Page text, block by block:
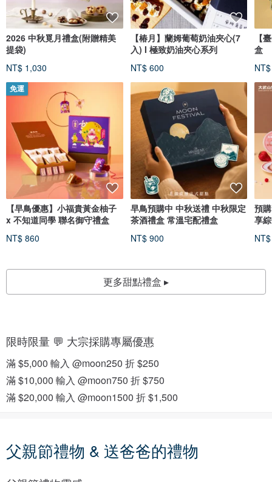
2026 中秋覓月禮盒(附贈精美
提袋)
NT$ 1,030
免運
【早鳥優惠】小福貴黃金柚子
x 不知道同學 聯名御守禮盒
NT$ 860
【椿月】蘭姆葡萄奶油夾心(7
入) I 極致奶油夾心系列
NT$ 600
早鳥預購中 中秋送禮 中秋限定
茶酒禮盒 常溫宅配禮盒
NT$ 900
【
盒
預
享
更多甜點禮盒 ▸
限時限量 💬 大宗採購專屬優惠
滿 $5,000 輸入 @moon250 折 $250
滿 $10,000 輸入 @moon750 折 $750
滿 $20,000 輸入 @moon1500 折 $1,500
父親節禮物 & 送爸爸的禮物
茶